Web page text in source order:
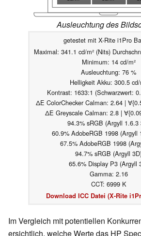
Ausleuchtung des
getestet mit X-Rite i1Pro
Maximal: 341.1 cd/m² (Nits)
Minimum: 14 cd/m²
Ausleuchtung: 76 %
Helligkeit Akku: 300.5 cd/
Kontrast: 1633:1 (Schwarzwert:
ΔE ColorChecker Calman: 2.64 |
ΔE Greyscale Calman: 2.8 |
94.3% sRGB (Argyll 1.6.3
60.9% AdobeRGB 1998 (Argyll
67.5% AdobeRGB 1998
94.7% sRGB (Argyll
65.6% Display P3 (Argyll
Gamma: 2.16
CCT: 6999 K
Download ICC Datei (X-Rite
Im Vergleich mit potentiellen
ersichtlich, welche Werte das HP